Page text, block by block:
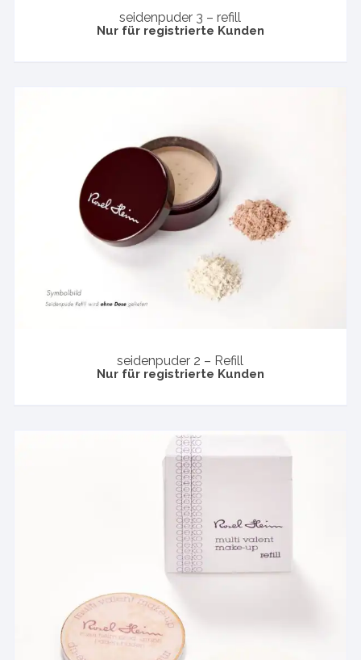
seidenpuder 3 – refill
Nur für registrierte Kunden
seidenpuder 2 – Refill
Nur für registrierte Kunden